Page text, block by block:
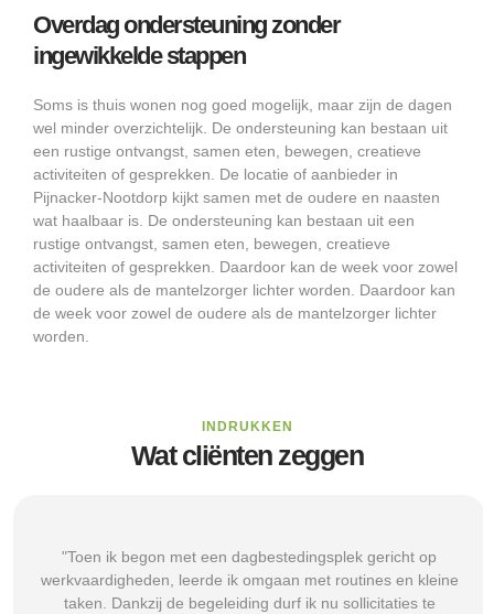
Overdag ondersteuning zonder
ingewikkelde stappen
Soms is thuis wonen nog goed mogelijk, maar zijn de dagen
wel minder overzichtelijk. De ondersteuning kan bestaan uit
een rustige ontvangst, samen eten, bewegen, creatieve
activiteiten of gesprekken. De locatie of aanbieder in
Pijnacker-Nootdorp kijkt samen met de oudere en naasten
wat haalbaar is. De ondersteuning kan bestaan uit een
rustige ontvangst, samen eten, bewegen, creatieve
activiteiten of gesprekken. Daardoor kan de week voor zowel
de oudere als de mantelzorger lichter worden. Daardoor kan
de week voor zowel de oudere als de mantelzorger lichter
worden.
INDRUKKEN
Wat cliënten zeggen
"Toen ik begon met een dagbestedingsplek gericht op
werkvaardigheden, leerde ik omgaan met routines en kleine
taken. Dankzij de begeleiding durf ik nu sollicitaties te